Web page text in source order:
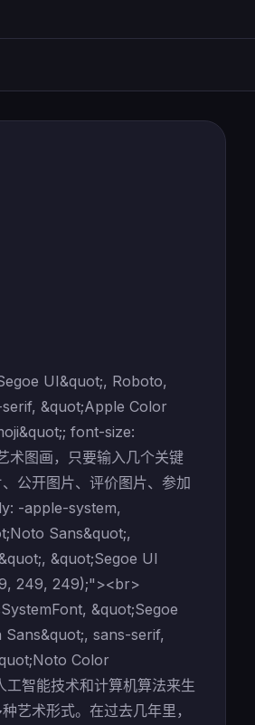
UI&quot;, Roboto,
&quot;Apple Color
font-size:
图画，只要输入几个关键
公开图片、评价图片、参加
-apple-system,
Sans&quot;,
&quot;Segoe UI
249, 249);"><br>
&quot;Segoe
sans-serif,
Color
智能技术和计算机算法来生
艺术形式。在过去几年里，